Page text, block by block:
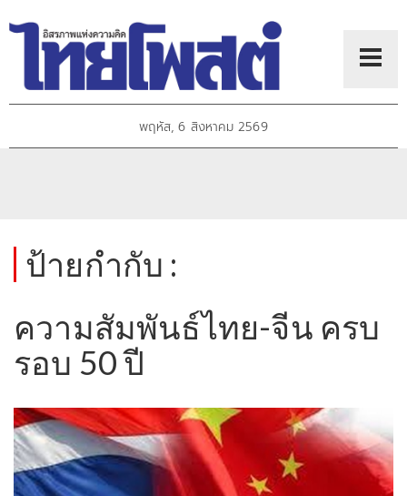
พฤหัส, 6 สิงหาคม 2569
ป้ายกำกับ :
ความสัมพันธ์ไทย-จีน ครบ
รอบ 50 ปี